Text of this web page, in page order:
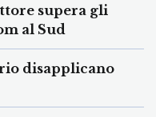
supera gli
al Sud
disapplicano